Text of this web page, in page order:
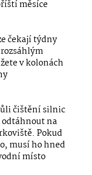
měsíce
čekají týdny
v kolonách
čištění silnic
na
Pokud
musí ho hned
místo